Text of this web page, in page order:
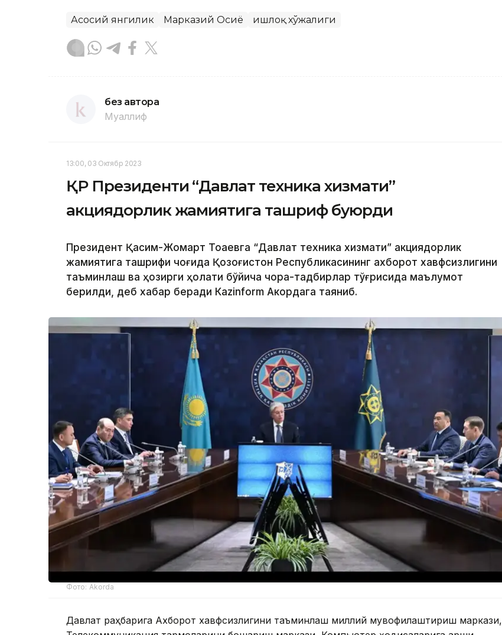
Асосий янгилик Марказий Осиё Қишлоқ хўжалиги
без автора
Муаллиф
13:00, 03 Октябр 2023
ҚР Президенти “Давлат техника хизмати”
акциядорлик жамиятига ташриф буюрди
Президент Қасим-Жомарт Тоқаевга “Давлат техника хизмати” акциядорлик
жамиятига ташрифи чоғида Қозоғистон Республикасининг ахборот хавфсизлигини
таъминлаш ва ҳозирги ҳолати бўйича чора-тадбирлар тўғрисида маълумот
берилди, деб хабар беради Каzinform Акордага таяниб.
Фото: Akorda
Давлат раҳбарига Ахборот хавфсизлигини таъминлаш миллий мувофиқлаштириш маркази,